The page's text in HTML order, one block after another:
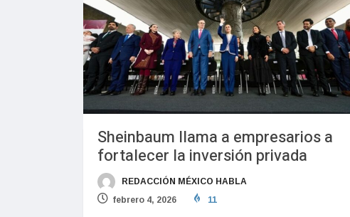
Sheinbaum llama a empresarios a
fortalecer la inversión privada
REDACCIÓN MÉXICO HABLA
febrero 4, 2026
11